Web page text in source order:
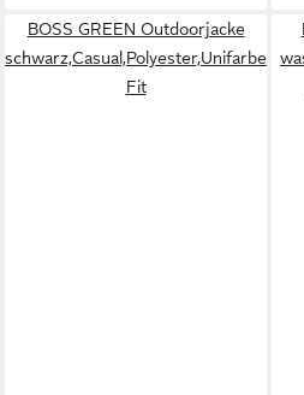
BOSS GREEN Outdoorjacke
Fit